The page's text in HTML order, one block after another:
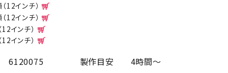
12インチ）
12インチ）
インチ）
インチ）
6120075 製作目安 4時間～